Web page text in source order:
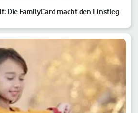
Die FamilyCard macht den Einstieg